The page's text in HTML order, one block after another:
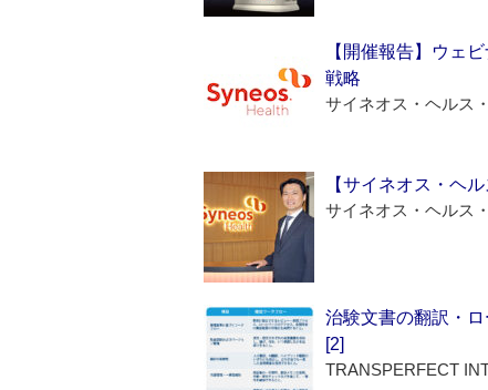
【開催報告】ウェ
戦略
サイネオス・ヘルス
【サイネオス・ヘ
サイネオス・ヘルス
治験文書の翻訳・
[2]
TRANSPERFECT